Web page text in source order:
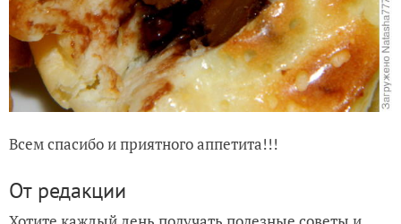
Всем спасибо и приятного аппетита!!!
От редакции